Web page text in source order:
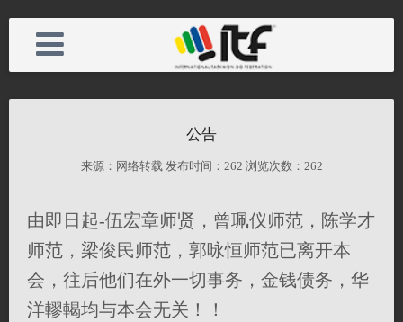
中国联盟
会长资质
电话：
邮箱：
备案号：
公告
来源：网络转载 发布时间： 262 浏览次数： 262
由即日起-伍宏章师贤，曾珮仪师范，陈学才
师范，梁俊民师范，郭咏恒师范已离开本
会，往后他们在外一切事务，金钱债务，华
洋轇輵均与本会无关！！